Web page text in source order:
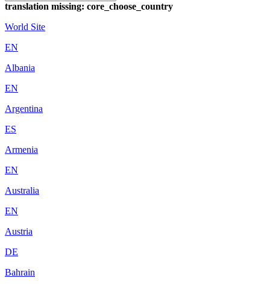
translation missing: core_choose_country
World Site
EN
Albania
EN
Argentina
ES
Armenia
EN
Australia
EN
Austria
DE
Bahrain